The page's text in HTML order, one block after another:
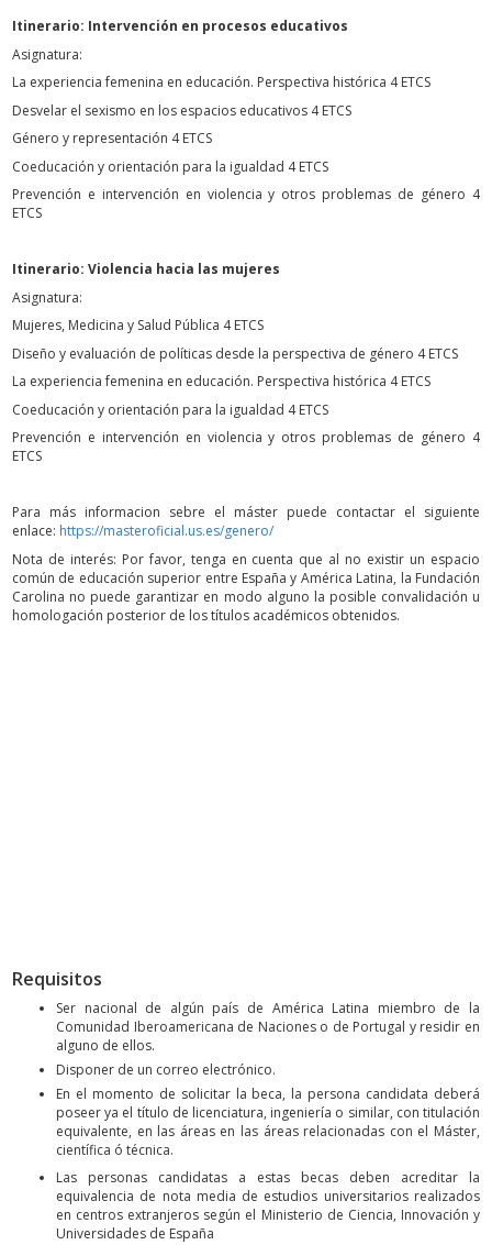
Itinerario: Intervención en procesos educativos
Asignatura:
La experiencia femenina en educación. Perspectiva histórica 4 ETCS
Desvelar el sexismo en los espacios educativos 4 ETCS
Género y representación 4 ETCS
Coeducación y orientación para la igualdad 4 ETCS
Prevención e intervención en violencia y otros problemas de género 4
ETCS
Itinerario: Violencia hacia las mujeres
Asignatura:
Mujeres, Medicina y Salud Pública 4 ETCS
Diseño y evaluación de políticas desde la perspectiva de género 4 ETCS
La experiencia femenina en educación. Perspectiva histórica 4 ETCS
Coeducación y orientación para la igualdad 4 ETCS
Prevención e intervención en violencia y otros problemas de género 4
ETCS
Para más informacion sebre el máster puede contactar el siguiente
enlace: https://masteroficial.us.es/genero/
Nota de interés: Por favor, tenga en cuenta que al no existir un espacio
común de educación superior entre España y América Latina, la Fundación
Carolina no puede garantizar en modo alguno la posible convalidación u
homologación posterior de los títulos académicos obtenidos.
Requisitos
Ser nacional de algún país de América Latina miembro de la
Comunidad Iberoamericana de Naciones o de Portugal y residir en
alguno de ellos.
Disponer de un correo electrónico.
En el momento de solicitar la beca, la persona candidata deberá
poseer ya el título de licenciatura, ingeniería o similar, con titulación
equivalente, en las áreas en las áreas relacionadas con el Máster,
científica ó técnica.
Las personas candidatas a estas becas deben acreditar la
equivalencia de nota media de estudios universitarios realizados
en centros extranjeros según el Ministerio de Ciencia, Innovación y
Universidades de España